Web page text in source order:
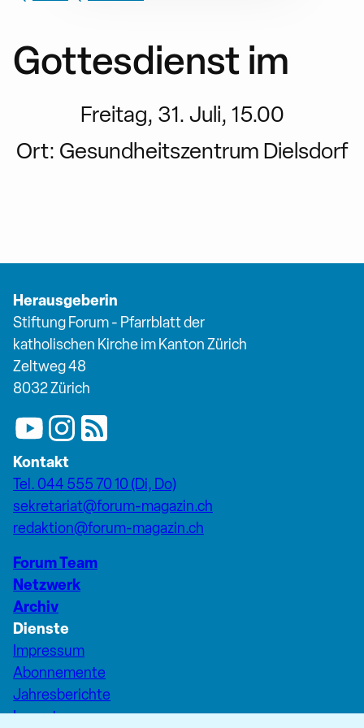
Gottesdienst im
Freitag, 31. Juli, 15.00
Ort: Gesundheitszentrum Dielsdorf
Herausgeberin
Stiftung Forum - Pfarrblatt der
katholischen Kirche im Kanton Zürich
Zeltweg 48
8032 Zürich
Kontakt
Tel. 044 555 70 10 (Di, Do)
sekretariat@forum-magazin.ch
redaktion@forum-magazin.ch
Forum Team
Netzwerk
Archiv
Dienste
Impressum
Abonnemente
Jahresberichte
Inserate